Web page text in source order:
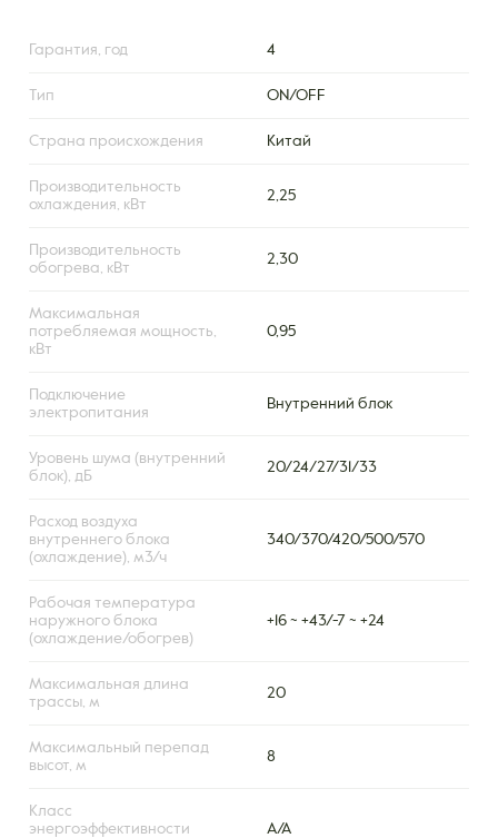
Гарантия, год 4
Тип ON/OFF
Страна происхождения Китай
Производительность
охлаждения, кВт
2,25
Производительность
обогрева, кВт
2,30
Максимальная
потребляемая мощность,
кВт
0,95
Подключение
электропитания
Внутренний блок
Уровень шума (внутренний
блок), дБ
20/24/27/31/33
Расход воздуха
внутреннего блока
(охлаждение), м3/ч
340/370/420/500/570
Рабочая температура
наружного блока
(охлаждение/обогрев)
+16 ~ +43/-7 ~ +24
Максимальная длина
трассы, м
20
Максимальный перепад
высот, м
8
Класс
энергоэффективности
А/А